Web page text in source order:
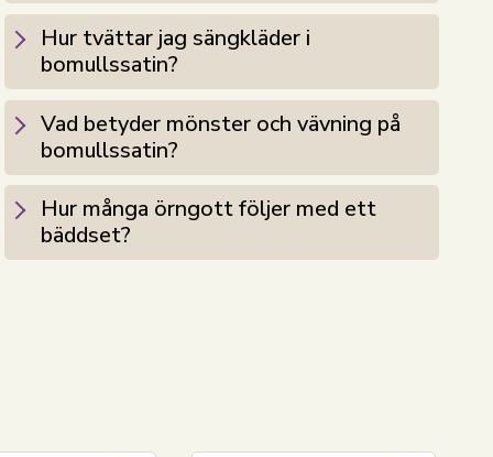
Hur tvättar jag sängkläder i
bomullssatin?
Vad betyder mönster och vävning på
bomullssatin?
Hur många örngott följer med ett
bäddset?